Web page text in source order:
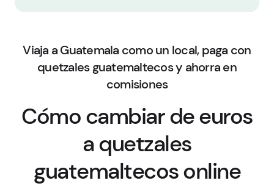
Viaja a Guatemala como un local, paga con
quetzales guatemaltecos y ahorra en
comisiones
Cómo cambiar de euros
a quetzales
guatemaltecos online